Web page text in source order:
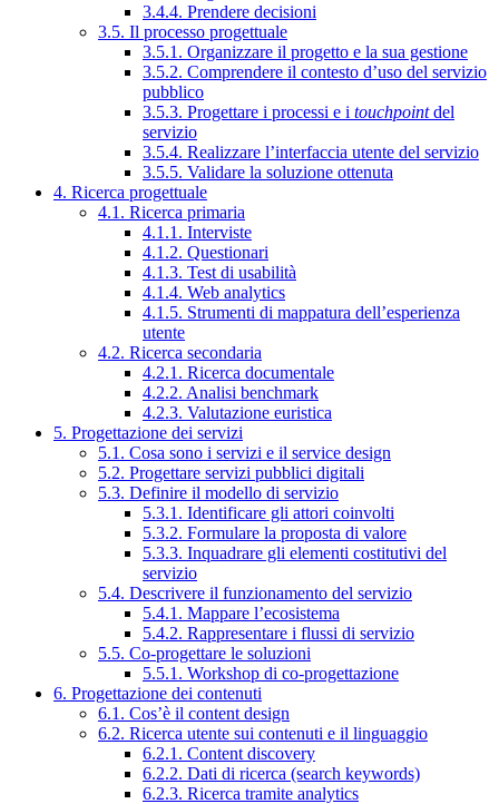
3.4.4. Prendere decisioni
3.5. Il processo progettuale
3.5.1. Organizzare il progetto e la sua gestione
3.5.2. Comprendere il contesto d’uso del servizio
pubblico
3.5.3. Progettare i processi e i touchpointdel
servizio
3.5.4. Realizzare l’interfaccia utente del servizio
3.5.5. Validare la soluzione ottenuta
4. Ricerca progettuale
4.1. Ricerca primaria
4.1.1. Interviste
4.1.2. Questionari
4.1.3. Test di usabilità
4.1.4. Web analytics
4.1.5. Strumenti di mappatura dell’esperienza
utente
4.2. Ricerca secondaria
4.2.1. Ricerca documentale
4.2.2. Analisi benchmark
4.2.3. Valutazione euristica
5. Progettazione dei servizi
5.1. Cosa sono i servizi e il service design
5.2. Progettare servizi pubblici digitali
5.3. Definire il modello di servizio
5.3.1. Identificare gli attori coinvolti
5.3.2. Formulare la proposta di valore
5.3.3. Inquadrare gli elementi costitutivi del
servizio
5.4. Descrivere il funzionamento del servizio
5.4.1. Mappare l’ecosistema
5.4.2. Rappresentare i flussi di servizio
5.5. Co-progettare le soluzioni
5.5.1. Workshop di co-progettazione
6. Progettazione dei contenuti
6.1. Cos’è il content design
6.2. Ricerca utente sui contenuti e il linguaggio
6.2.1. Content discovery
6.2.2. Dati di ricerca (search keywords)
6.2.3. Ricerca tramite analytics